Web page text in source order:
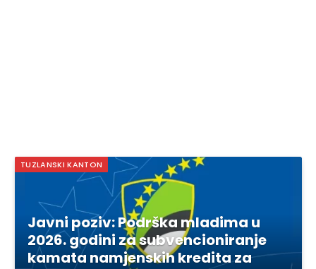
TUZLANSKI KANTON
Javni poziv: Podrška mladima u
2026. godini za subvencioniranje
kamata namjenskih kredita za